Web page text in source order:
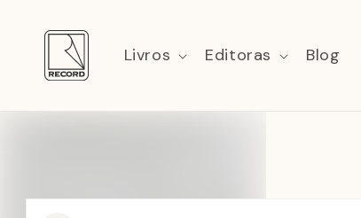
conteúdo
Livros Editoras Blog